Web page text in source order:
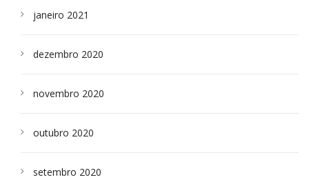
janeiro 2021
dezembro 2020
novembro 2020
outubro 2020
setembro 2020